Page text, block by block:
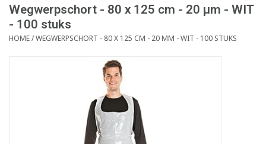
Klantenservice
Blog
Wegwerpschort - 80 x 125 cm - 20 µm - WIT
- 100 stuks
HOME/WEGWERPSCHORT - 80 X 125 CM - 20 ΜM - WIT - 100 STUKS